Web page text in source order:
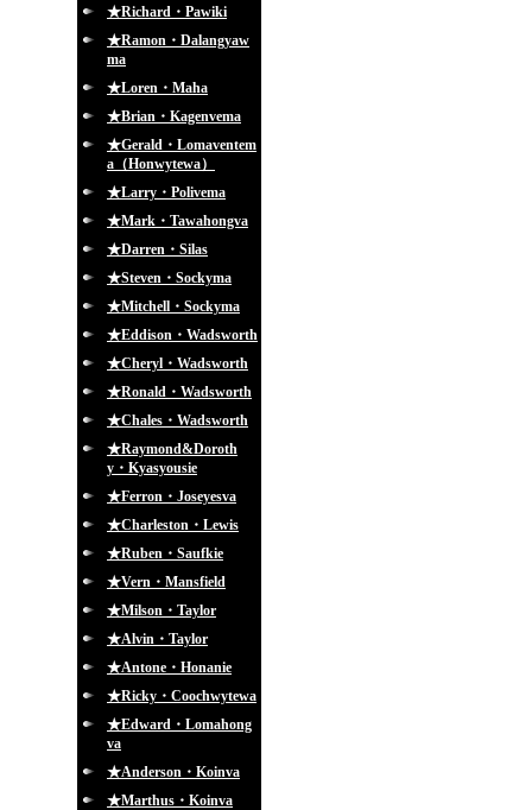
★Richard・Pawiki
★Ramon・Dalangyaw
ma
★Loren・Maha
★Brian・Kagenvema
★Gerald・Lomaventem
a（Honwytewa）
★Larry・Polivema
★Mark・Tawahongva
★Darren・Silas
★Steven・Sockyma
★Mitchell・Sockyma
★Eddison・Wadsworth
★Cheryl・Wadsworth
★Ronald・Wadsworth
★Chales・Wadsworth
★Raymond&Doroth
y・Kyasyousie
★Ferron・Joseyesva
★Charleston・Lewis
★Ruben・Saufkie
★Vern・Mansfield
★Milson・Taylor
★Alvin・Taylor
★Antone・Honanie
★Ricky・Coochwytewa
★Edward・Lomahong
va
★Anderson・Koinva
★Marthus・Koinva